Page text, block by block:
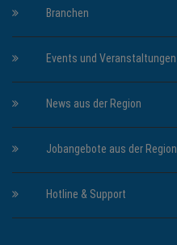
Branchen
Events und Veranstaltungen
News aus der Region
Jobangebote aus der Region
Hotline & Support